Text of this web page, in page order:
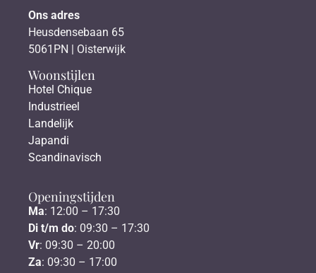
Ons adres
Heusdensebaan 65
5061PN | Oisterwijk
Woonstijlen
Hotel Chique
Industrieel
Landelijk
Japandi
Scandinavisch
Openingstijden
Ma: 12:00 – 17:30
Di t/m do: 09:30 – 17:30
Vr: 09:30 – 20:00
Za: 09:30 – 17:00